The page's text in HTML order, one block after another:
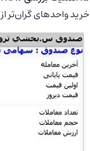
خرید واحدهای گران‌تر